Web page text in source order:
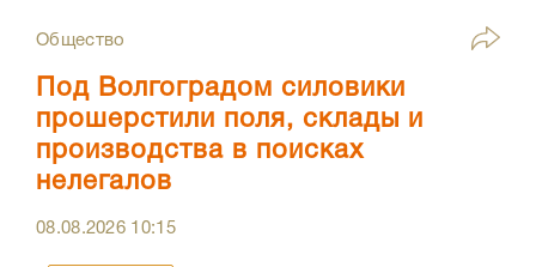
Общество
Под Волгоградом силовики
прошерстили поля, склады и
производства в поисках
нелегалов
08.08.2026 10:15